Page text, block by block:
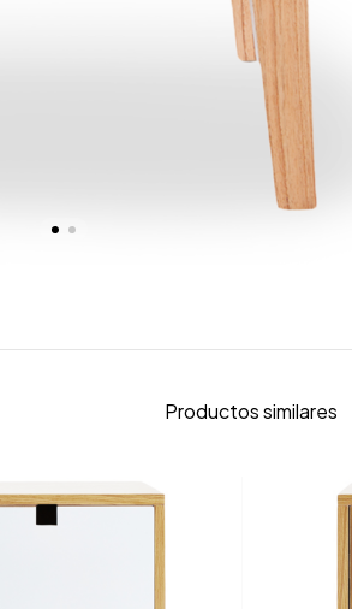
Productos similares